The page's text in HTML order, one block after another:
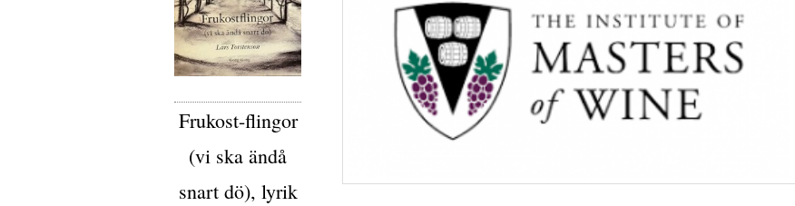
Frukost-flingor
(vi ska ändå
snart dö), lyrik